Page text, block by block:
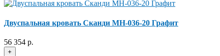
Двуспальная кровать Сканди МН-036-20 Графит
56 354 р.
+